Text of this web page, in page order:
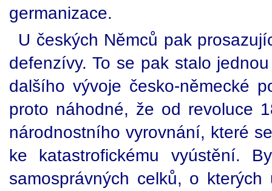
germanizace.
U českých Němců pak
defenzívy. To se pak stalo
dalšího vývoje česko-německé
proto náhodné, že od revoluce
národnostního vyrovnání, které
ke katastrofickému vyústění.
samosprávných celků, o